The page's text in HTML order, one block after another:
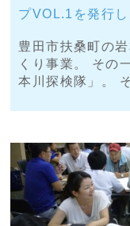
プVOL.1を発行し
豊田市扶桑町の
くり事業。 その
本川探検隊」。